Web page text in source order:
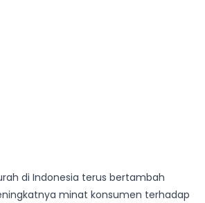
di Indonesia terus bertambah
minat konsumen terhadap